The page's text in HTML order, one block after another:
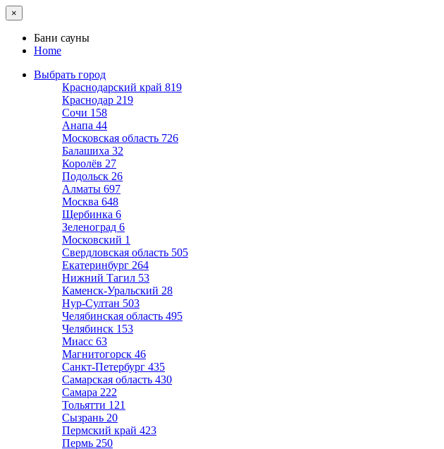
×
Бани сауны
Home
Выбрать город
Краснодарский край 819
Краснодар 219
Сочи 158
Анапа 44
Московская область 726
Балашиха 32
Королёв 27
Подольск 26
Алматы 697
Москва 648
Щербинка 6
Зеленоград 6
Московский 1
Свердловская область 505
Екатеринбург 264
Нижний Тагил 53
Каменск-Уральский 28
Нур-Султан 503
Челябинская область 495
Челябинск 153
Миасс 63
Магнитогорск 46
Санкт-Петербург 435
Самарская область 430
Самара 222
Тольятти 121
Сызрань 20
Пермский край 423
Пермь 250